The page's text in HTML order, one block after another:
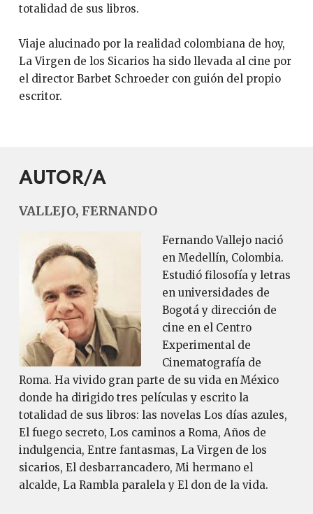
totalidad de sus libros.
Viaje alucinado por la realidad colombiana de hoy,
La Virgen de los Sicarios ha sido llevada al cine por
el director Barbet Schroeder con guión del propio
escritor.
AUTOR/A
VALLEJO, FERNANDO
Fernando Vallejo nació
en Medellín, Colombia.
Estudió filosofía y letras
en universidades de
Bogotá y dirección de
cine en el Centro
Experimental de
Cinematografía de
Roma. Ha vivido gran parte de su vida en México
donde ha dirigido tres películas y escrito la
totalidad de sus libros: las novelas Los días azules,
El fuego secreto, Los caminos a Roma, Años de
indulgencia, Entre fantasmas, La Virgen de los
sicarios, El desbarrancadero, Mi hermano el
alcalde, La Rambla paralela y El don de la vida.